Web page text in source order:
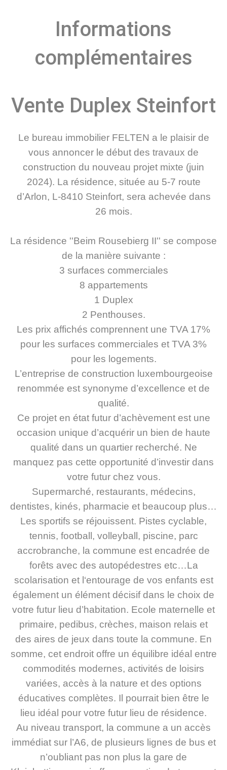
Informations
complémentaires
Vente Duplex Steinfort
Le bureau immobilier FELTEN a le plaisir de
vous annoncer le début des travaux de
construction du nouveau projet mixte (juin
2024). La résidence, située au 5-7 route
d’Arlon, L-8410 Steinfort, sera achevée dans
26 mois.
La résidence ''Beim Rousebierg II'' se compose
de la manière suivante :
3 surfaces commerciales
8 appartements
1 Duplex
2 Penthouses.
Les prix affichés comprennent une TVA 17%
pour les surfaces commerciales et TVA 3%
pour les logements.
L’entreprise de construction luxembourgeoise
renommée est synonyme d’excellence et de
qualité.
Ce projet en état futur d’achèvement est une
occasion unique d’acquérir un bien de haute
qualité dans un quartier recherché. Ne
manquez pas cette opportunité d’investir dans
votre futur chez vous.
Supermarché, restaurants, médecins,
dentistes, kinés, pharmacie et beaucoup plus…
Les sportifs se réjouissent. Pistes cyclable,
tennis, football, volleyball, piscine, parc
accrobranche, la commune est encadrée de
forêts avec des autopédestres etc…La
scolarisation et l‘entourage de vos enfants est
également un élément décisif dans le choix de
votre futur lieu d’habitation. Ecole maternelle et
primaire, pedibus, crèches, maison relais et
des aires de jeux dans toute la commune. En
somme, cet endroit offre un équilibre idéal entre
commodités modernes, activités de loisirs
variées, accès à la nature et des options
éducatives complètes. Il pourrait bien être le
lieu idéal pour votre futur lieu de résidence.
Au niveau transport, la commune a un accès
immédiat sur l’A6, de plusieurs lignes de bus et
n’oubliant pas non plus la gare de